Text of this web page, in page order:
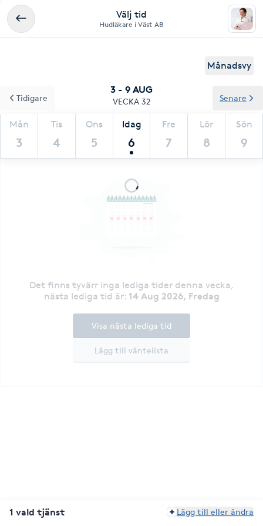
Välj tid
Hudläkare i Väst AB
Månadsvy
3 - 9 AUG
VECKA 32
Mån
3
Tis
4
Ons
5
Idag
6
Fre
7
Lör
8
Sön
9
Tidigare Senare
Det finns tyvärr inga lediga tider denna vecka,
nästa lediga tid är: 14 Aug 2026, Fredag
Lägg till väntelista
Visa nästa lediga tid
1 vald tjänst Lägg till eller ändra